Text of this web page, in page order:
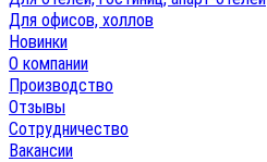
Для офисов, холлов
Новинки
О компании
Производство
Отзывы
Сотрудничество
Вакансии